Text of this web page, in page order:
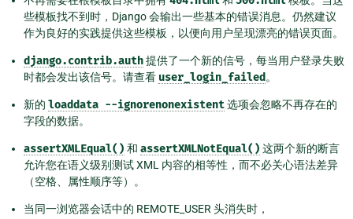
些模板找不到时，Django 会输出一些基本的错误消息。仍然建议
作为良好的实践提供这些模板，以便向用户呈现漂亮的错误页面。
django.contrib.auth提供了一个新的信号，每当用户登录失败
时都会发出该信号。请查看 user_login_failed 。
新的 loaddata --ignorenonexistent选项会忽略不再存在的
字段的数据。
assertXMLEqual() 和 assertXMLNotEqual() 这两个新的断言
允许您在语义级别测试 XML 内容的相等性，而不必关心语法差异
（空格、属性顺序等）。
当同一浏览器会话中的 REMOTE_USER 头消失时，